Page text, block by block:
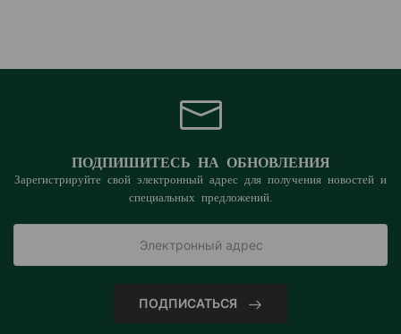
ПОДПИШИТЕСЬ НА ОБНОВЛЕНИЯ
Зарегистрируйте свой электронный адрес для получения новостей и
специальных предложений.
ПОДПИСАТЬСЯ